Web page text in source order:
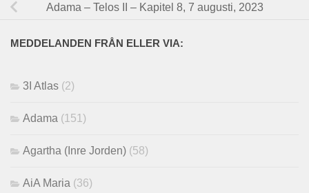
Adama – Telos II – Kapitel 8, 7 augusti, 2023
MEDDELANDEN FRÅN ELLER VIA:
3I Atlas (2)
Adama (151)
Agartha (Inre Jorden) (58)
AiA Maria (36)